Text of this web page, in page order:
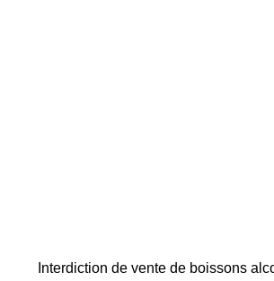
Interdiction de vente de boissons